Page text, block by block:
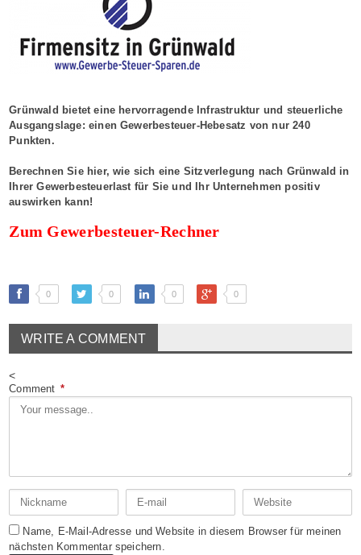
Grünwald bietet eine hervorragende Infrastruktur und steuerliche
Ausgangslage: einen Gewerbesteuer-Hebesatz von nur 240
Punkten.
Berechnen Sie hier, wie sich eine Sitzverlegung nach Grünwald in
Ihrer Gewerbesteuerlast für Sie und Ihr Unternehmen positiv
auswirken kann!
Zum Gewerbesteuer-Rechner
0 0 0 0
WRITE A COMMENT
<
Comment *
Name, E-Mail-Adresse und Website in diesem Browser für meinen
nächsten Kommentar speichern.